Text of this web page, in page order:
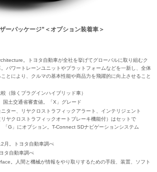
ーパッケージ” ＜オプション装着車＞
。トヨタ自動車が全社を挙げてグローバルに取り組むク
パワートレーンユニットやプラットフォームなどを一新し、全体
とにより、クルマの基本性能や商品力を飛躍的に向上させること
（除くプラグインハイブリッド車）
土交通省審査値。
「X」グレード
ター、 リヤクロス トラフィックアラート、 インテリジェント
リヤクロストラフィック オートブレーキ機能付） はセットで
「G」にオプション。 T-Connect SDナビゲーションシステム
月。
トヨタ自動車調べ
タ自動車調べ
。人間と機械が情報をやり取りするための手段、装置、ソフト